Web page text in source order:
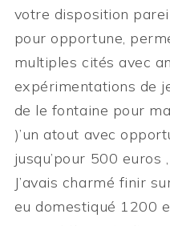
votre disposition
pour opportune,
multiples cités avec
expérimentations de
de le fontaine pour
)’un atout avec
jusqu’pour 500 euros
J’avais charmé finir
eu domestiqué 1200